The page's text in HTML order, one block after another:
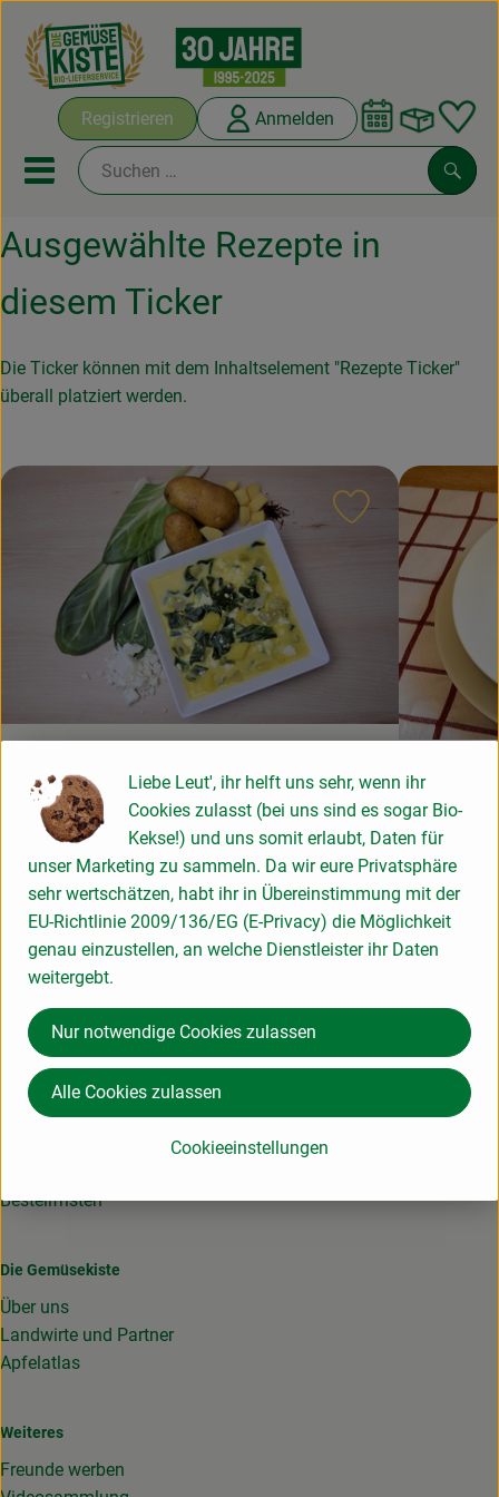
Registrieren Anmelden
Mobiles Menu öffnen oder
Abokisten
Kochboxen
Angebote & Saisonales
Weine
Kochen & Backen
Naturkost
Drogerie
Blog
Rezepte
Nützliches
Veranstaltungen
Ausgewählte Rezepte in
diesem Ticker
Die Ticker können mit dem Inhaltselement "Rezepte Ticker"
überall platziert werden.
Schwierigkeit:
2
Rezept zu
Du hast eine Frage? Wir helfen gerne:
06158 941740
info@diegemuesekiste.de
Lieferservice
Bestellfristen
Die Gemüsekiste
Über uns
Landwirte und Partner
Apfelatlas
Weiteres
Freunde werben
Liebe Leut', ihr helft uns sehr, wenn ihr
Cookies zulasst (bei uns sind es sogar Bio-
Kekse!) und uns somit erlaubt, Daten für
unser Marketing zu sammeln. Da wir eure Privatsphäre
sehr wertschätzen, habt ihr in Übereinstimmung mit der
EU-Richtlinie 2009/136/EG (E-Privacy) die Möglichkeit
genau einzustellen, an welche Dienstleister ihr Daten
weitergebt.
Cookieeinstellungen
Nur notwendige Cookies zulassen
Alle Cookies zulassen